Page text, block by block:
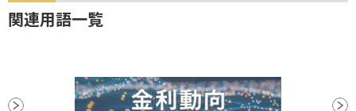
関連用語一覧